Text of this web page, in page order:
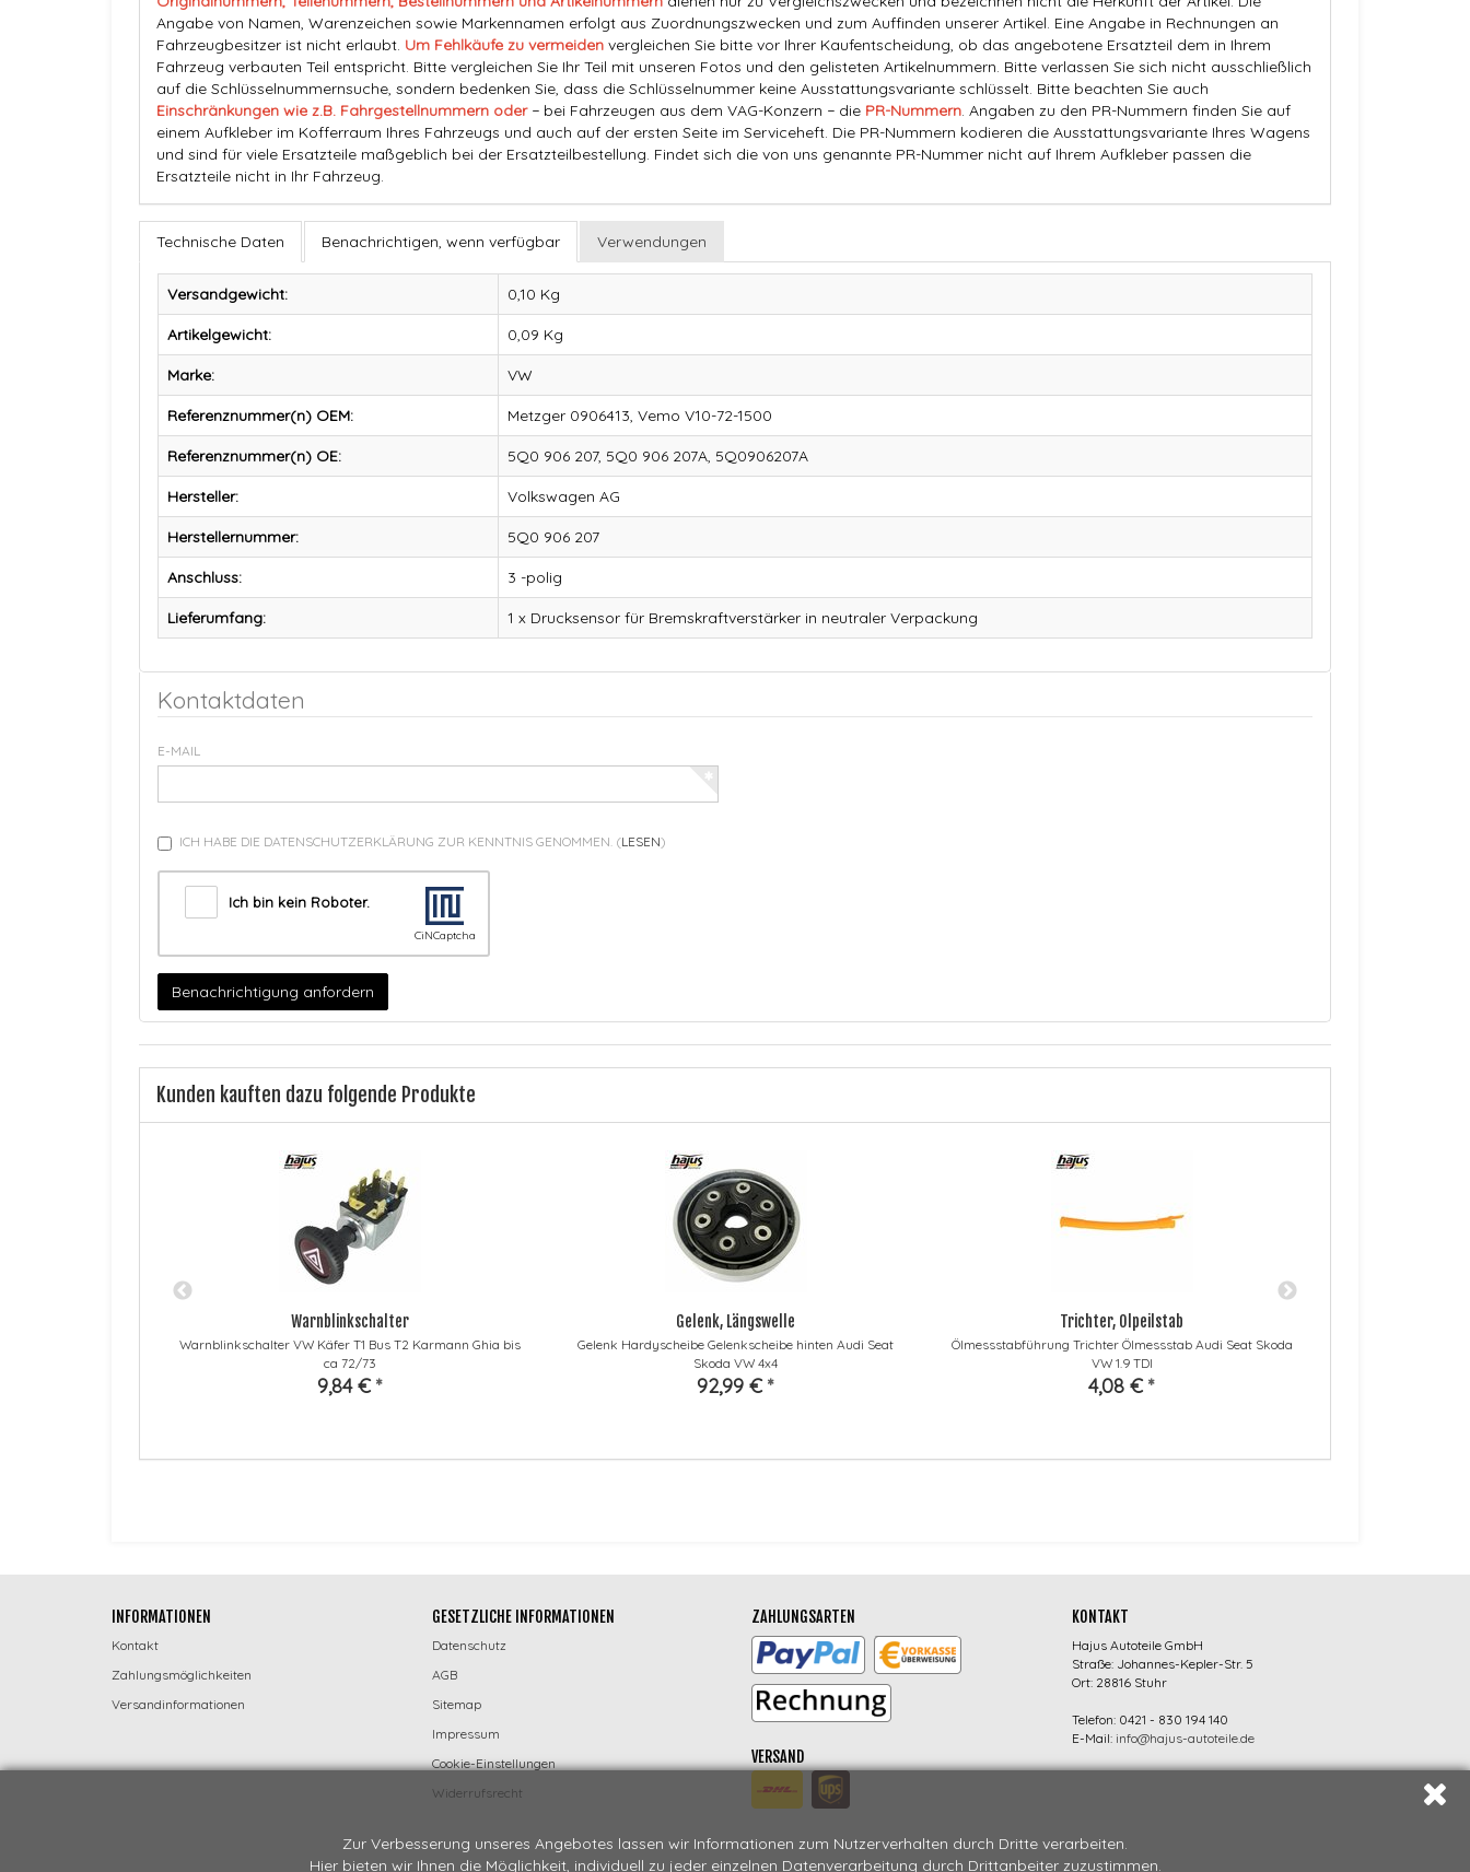
Zur Verbesserung unseres Angebotes lassen wir Informationen zum Nutzerverhalten durch Dritte verarbeiten.
Hier bieten wir Ihnen die Möglichkeit, individuell zu jeder einzelnen Datenverarbeitung durch Drittanbeiter zuzustimmen.
Angabe von Namen, Warenzeichen sowie Markennamen erfolgt aus Zuordnungszwecken und zum Auffinden unserer Artikel. Eine Angabe in Rechnungen an
Fahrzeugbesitzer ist nicht erlaubt. Um Fehlkäufe zu vermeiden vergleichen Sie bitte vor Ihrer Kaufentscheidung, ob das angebotene Ersatzteil dem in Ihrem
Fahrzeug verbauten Teil entspricht. Bitte vergleichen Sie Ihr Teil mit unseren Fotos und den gelisteten Artikelnummern. Bitte verlassen Sie sich nicht ausschließlich
auf die Schlüsselnummernsuche, sondern bedenken Sie, dass die Schlüsselnummer keine Ausstattungsvariante schlüsselt. Bitte beachten Sie auch
Einschränkungen wie z.B. Fahrgestellnummern oder− bei Fahrzeugen aus dem VAG-Konzern − die PR-Nummern. Angaben zu den PR-Nummern finden Sie auf
einem Aufkleber im Kofferraum Ihres Fahrzeugs und auch auf der ersten Seite im Serviceheft. Die PR-Nummern kodieren die Ausstattungsvariante Ihres Wagens
und sind für viele Ersatzteile maßgeblich bei der Ersatzteilbestellung. Findet sich die von uns genannte PR-Nummer nicht auf Ihrem Aufkleber passen die
Ersatzteile nicht in Ihr Fahrzeug.
Technische Daten Benachrichtigen, wenn verfügbar Verwendungen
Versandgewicht: 0,10 Kg
Artikelgewicht: 0,09 Kg
Marke: VW
Referenznummer(n) OEM: Metzger 0906413, Vemo V10-72-1500
Referenznummer(n) OE: 5Q0 906 207, 5Q0 906 207A, 5Q0906207A
Hersteller: Volkswagen AG
Herstellernummer: 5Q0 906 207
Anschluss: 3 -polig
Lieferumfang: 1 x Drucksensor für Bremskraftverstärker in neutraler Verpackung
Kontaktdaten
E-MAIL
ICH HABE DIE DATENSCHUTZERKLÄRUNG ZUR KENNTNIS GENOMMEN. (LESEN)
Ich bin kein Roboter.
CiNCaptcha
Benachrichtigung anfordern
Kunden kauften dazu folgende Produkte
Warnblinkschalter
Warnblinkschalter VW Käfer T1 Bus T2 Karmann Ghia bis
ca 72/73
9,84 € *
Gelenk, Längswelle
Gelenk Hardyscheibe Gelenkscheibe hinten Audi Seat
Skoda VW 4x4
92,99 € *
Trichter, Ölpeilstab
Ölmessstabführung Trichter Ölmessstab Audi Seat Skoda
VW 1.9 TDI
4,08 € *
INFORMATIONEN
Kontakt
Zahlungsmöglichkeiten
Versandinformationen
GESETZLICHE INFORMATIONEN
Datenschutz
AGB
Sitemap
Impressum
Cookie-Einstellungen
Widerrufsrecht
ZAHLUNGSARTEN
VERSAND
KONTAKT
Hajus Autoteile GmbH
Straße: Johannes-Kepler-Str. 5
Ort: 28816 Stuhr
Telefon: 0421 - 830 194 140
E-Mail: info@hajus-autoteile.de